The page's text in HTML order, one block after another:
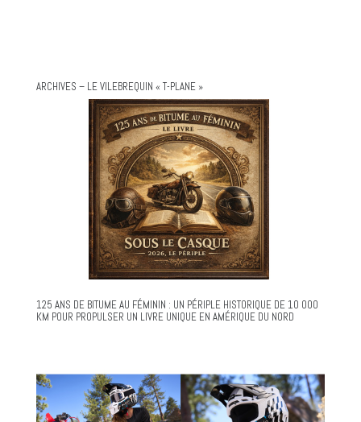
ARCHIVES – LE VILEBREQUIN « T-PLANE »
125 ANS DE BITUME AU FÉMININ : UN PÉRIPLE HISTORIQUE DE 10 000
KM POUR PROPULSER UN LIVRE UNIQUE EN AMÉRIQUE DU NORD